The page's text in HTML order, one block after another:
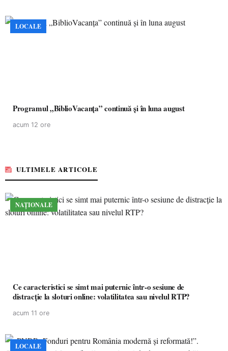
LOCALE
Programul „BiblioVacanța” continuă și în luna august
acum 12 ore
ULTIMELE ARTICOLE
NAȚIONALE
Ce caracteristici se simt mai puternic într-o sesiune de
distracție la sloturi online: volatilitatea sau nivelul RTP?
acum 11 ore
LOCALE